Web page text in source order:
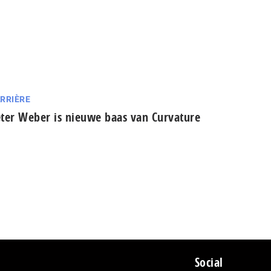
Weber is nieuwe baas van Curvature
Social